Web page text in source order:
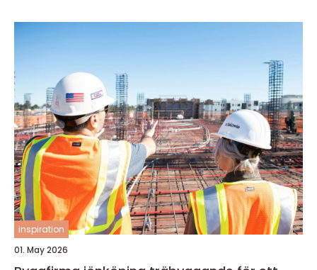
inspiration
01. May 2026